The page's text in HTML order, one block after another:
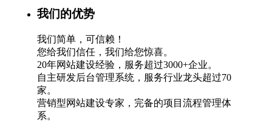
我们的优势
我们简单，可信赖！
您给我们信任，我们给您惊喜。
20年网站建设经验，服务超过3000+企业。
自主研发后台管理系统，服务行业龙头超过70
家。
营销型网站建设专家，完备的项目流程管理体
系。